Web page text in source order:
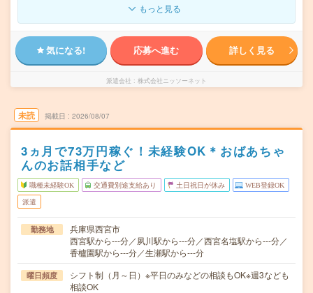
もっと見る
気になる! 応募へ進む 詳しく見る
派遣会社 株式会社ニッソーネット
未読 掲載日 2026/08/07
3ヵ月で73万円稼ぐ！未経験OK＊おばあちゃ
んのお話相手など
職種未経験OK 交通費別途支給あり 土日祝日が休み WEB登録OK
派遣
勤務地
兵庫県西宮市
西宮駅から---分／夙川駅から---分／西宮名塩駅から---分／
香櫨園駅から---分／生瀬駅から---分
曜日頻度
シフト制（月～日）※平日のみなどの相談もOK※週3なども
相談OK